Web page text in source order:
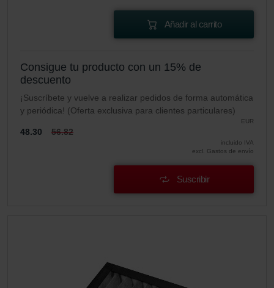
Añadir al carrito
Consigue tu producto con un 15% de
descuento
¡Suscríbete y vuelve a realizar pedidos de forma automática
y periódica! (Oferta exclusiva para clientes particulares)
EUR
48.30 56.82
incluido IVA
excl. Gastos de envío
Suscribir